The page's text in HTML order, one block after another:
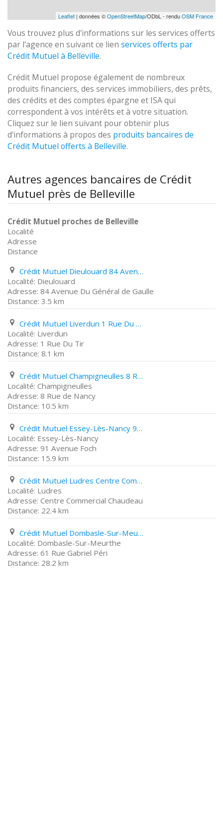
Leaflet | données ©OpenStreetMap/ODbL - renduOSM France
Vous trouvez plus d'informations sur les services offerts
par l'agence en suivant ce lien services offerts par
Crédit Mutuel à Belleville.
Crédit Mutuel propose également de nombreux
produits financiers, des services immobiliers, des prêts,
des crédits et des comptes épargne et ISA qui
correspondent à vos intérêts et à votre situation.
Cliquez sur le lien suivant pour obtenir plus
d'informations à propos des produits bancaires de
Crédit Mutuel offerts à Belleville.
Autres agences bancaires de Crédit
Mutuel près de Belleville
Crédit Mutuel proches de Belleville
Localité
Adresse
Distance
Crédit Mutuel Dieulouard 84 Avenue Du Général de Gaulle
Dieulouard
84 Avenue Du Général de Gaulle
3.5 km
Crédit Mutuel Liverdun 1 Rue Du Tir
Liverdun
1 Rue Du Tir
8.1 km
Crédit Mutuel Champigneulles 8 Rue de Nancy
Champigneulles
8 Rue de Nancy
10.5 km
Crédit Mutuel Essey-Lès-Nancy 91 Avenue Foch
Essey-Lès-Nancy
91 Avenue Foch
15.9 km
Crédit Mutuel Ludres Centre Commercial Chaudeau
Ludres
Centre Commercial Chaudeau
22.4 km
Crédit Mutuel Dombasle-Sur-Meurthe 61 Rue Gabriel Péri
Dombasle-Sur-Meurthe
61 Rue Gabriel Péri
28.2 km